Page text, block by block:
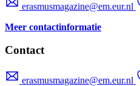
erasmusmagazine@em.eur.nl
Meer contactinformatie
Contact
erasmusmagazine@em.eur.nl